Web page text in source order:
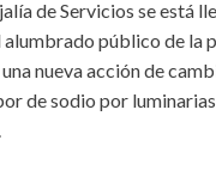
de Servicios se está
alumbrado público de la
nueva acción de
de sodio por